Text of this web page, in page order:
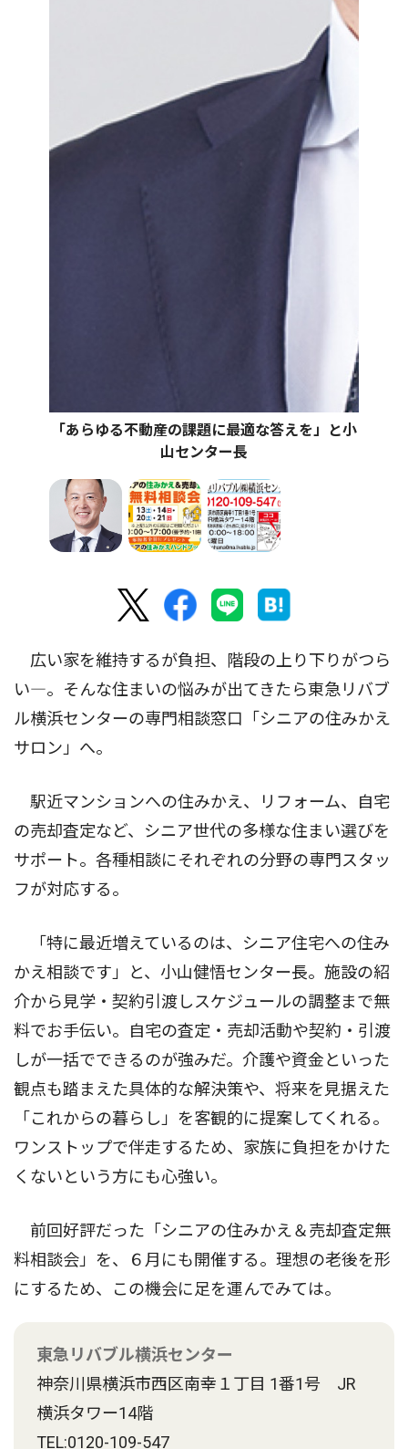
「あらゆる不動産の課題に最適な答えを」と小
山センター長
広い家を維持するが負担、階段の上り下りがつら
い―。そんな住まいの悩みが出てきたら東急リバブ
ル横浜センターの専門相談窓口「シニアの住みかえ
サロン」へ。
駅近マンションへの住みかえ、リフォーム、自宅
の売却査定など、シニア世代の多様な住まい選びを
サポート。各種相談にそれぞれの分野の専門スタッ
フが対応する。
「特に最近増えているのは、シニア住宅への住み
かえ相談です」と、小山健悟センター長。施設の紹
介から見学・契約引渡しスケジュールの調整まで無
料でお手伝い。自宅の査定・売却活動や契約・引渡
しが一括でできるのが強みだ。介護や資金といった
観点も踏まえた具体的な解決策や、将来を見据えた
「これからの暮らし」を客観的に提案してくれる。
ワンストップで伴走するため、家族に負担をかけた
くないという方にも心強い。
前回好評だった「シニアの住みかえ＆売却査定無
料相談会」を、６月にも開催する。理想の老後を形
にするため、この機会に足を運んでみては。
東急リバブル横浜センター
神奈川県横浜市西区南幸１丁目 1番1号 JR
横浜タワー14階
TEL:0120-109-547